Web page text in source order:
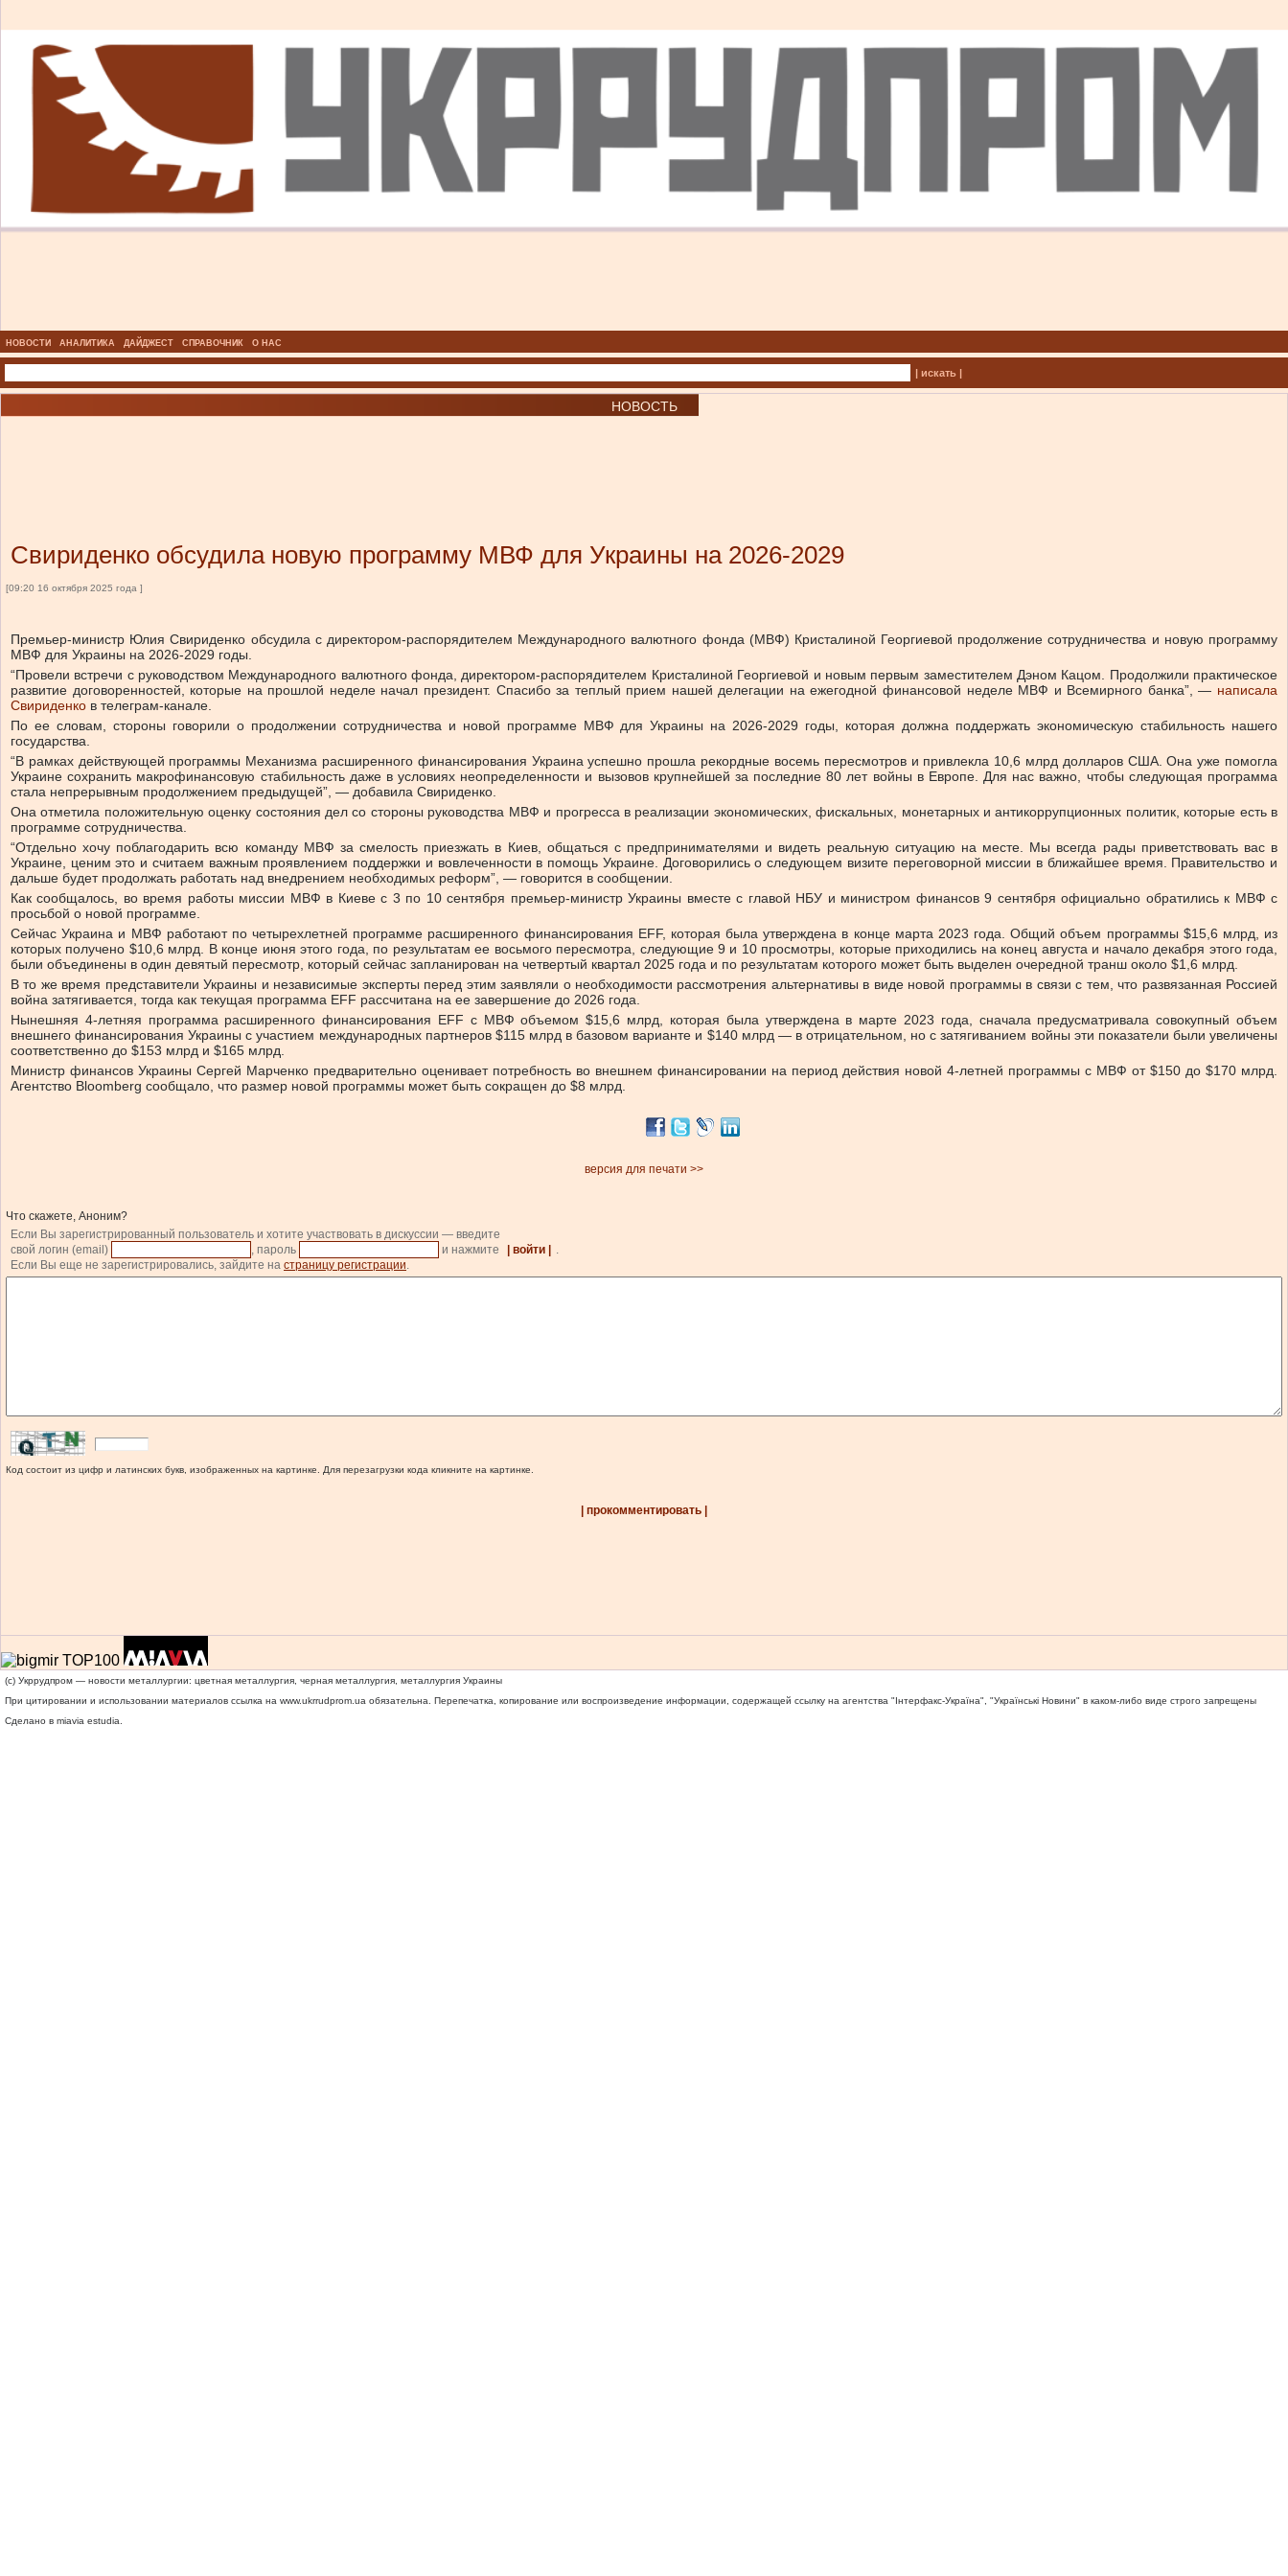
НОВОСТИ АНАЛИТИКА ДАЙДЖЕСТ СПРАВОЧНИК О НАС
| искать |
НОВОСТЬ
Свириденко обсудила новую программу МВФ для Украины на 2026-2029
[09:20 16 октября 2025 года ]
Премьер-министр Юлия Свириденко обсудила с директором-распорядителем Международного валютного фонда (МВФ) Кристалиной Георгиевой продолжение сотрудничества и новую программу
МВФ для Украины на 2026-2029 годы.
“Провели встречи с руководством Международного валютного фонда, директором-распорядителем Кристалиной Георгиевой и новым первым заместителем Дэном Кацом. Продолжили практическое
развитие договоренностей, которые на прошлой неделе начал президент. Спасибо за теплый прием нашей делегации на ежегодной финансовой неделе МВФ и Всемирного банка”, — написала
Свириденко в телеграм-канале.
По ее словам, стороны говорили о продолжении сотрудничества и новой программе МВФ для Украины на 2026-2029 годы, которая должна поддержать экономическую стабильность нашего
государства.
“В рамках действующей программы Механизма расширенного финансирования Украина успешно прошла рекордные восемь пересмотров и привлекла 10,6 млрд долларов США. Она уже помогла
Украине сохранить макрофинансовую стабильность даже в условиях неопределенности и вызовов крупнейшей за последние 80 лет войны в Европе. Для нас важно, чтобы следующая программа
стала непрерывным продолжением предыдущей”, — добавила Свириденко.
Она отметила положительную оценку состояния дел со стороны руководства МВФ и прогресса в реализации экономических, фискальных, монетарных и антикоррупционных политик, которые есть в
программе сотрудничества.
“Отдельно хочу поблагодарить всю команду МВФ за смелость приезжать в Киев, общаться с предпринимателями и видеть реальную ситуацию на месте. Мы всегда рады приветствовать вас в
Украине, ценим это и считаем важным проявлением поддержки и вовлеченности в помощь Украине. Договорились о следующем визите переговорной миссии в ближайшее время. Правительство и
дальше будет продолжать работать над внедрением необходимых реформ”, — говорится в сообщении.
Как сообщалось, во время работы миссии МВФ в Киеве с 3 по 10 сентября премьер-министр Украины вместе с главой НБУ и министром финансов 9 сентября официально обратились к МВФ с
просьбой о новой программе.
Сейчас Украина и МВФ работают по четырехлетней программе расширенного финансирования EFF, которая была утверждена в конце марта 2023 года. Общий объем программы $15,6 млрд, из
которых получено $10,6 млрд. В конце июня этого года, по результатам ее восьмого пересмотра, следующие 9 и 10 просмотры, которые приходились на конец августа и начало декабря этого года,
были объединены в один девятый пересмотр, который сейчас запланирован на четвертый квартал 2025 года и по результатам которого может быть выделен очередной транш около $1,6 млрд.
В то же время представители Украины и независимые эксперты перед этим заявляли о необходимости рассмотрения альтернативы в виде новой программы в связи с тем, что развязанная Россией
война затягивается, тогда как текущая программа EFF рассчитана на ее завершение до 2026 года.
Нынешняя 4-летняя программа расширенного финансирования EFF с МВФ объемом $15,6 млрд, которая была утверждена в марте 2023 года, сначала предусматривала совокупный объем
внешнего финансирования Украины с участием международных партнеров $115 млрд в базовом варианте и $140 млрд — в отрицательном, но с затягиванием войны эти показатели были увеличены
соответственно до $153 млрд и $165 млрд.
Министр финансов Украины Сергей Марченко предварительно оценивает потребность во внешнем финансировании на период действия новой 4-летней программы с МВФ от $150 до $170 млрд.
Агентство Bloomberg сообщало, что размер новой программы может быть сокращен до $8 млрд.
версия для печати >>
Что скажете, Аноним?
Если Вы зарегистрированный пользователь и хотите участвовать в дискуссии — введите
свой логин (email)
, пароль и нажмите | войти |
.
Если Вы еще не зарегистрировались, зайдите на страницу регистрации.
Код состоит из цифр и латинских букв, изображенных на картинке. Для перезагрузки кода кликните на картинке.
| прокомментировать |
(c) Укррудпром — новости металлургии: цветная металлургия, черная металлургия, металлургия Украины
При цитировании и использовании материалов ссылка на www.ukrrudprom.ua обязательна. Перепечатка, копирование или воспроизведение информации, содержащей ссылку на агентства "Iнтерфакс-Україна", "Українськi Новини" в каком-либо виде строго запрещены
Сделано в miavia estudia.